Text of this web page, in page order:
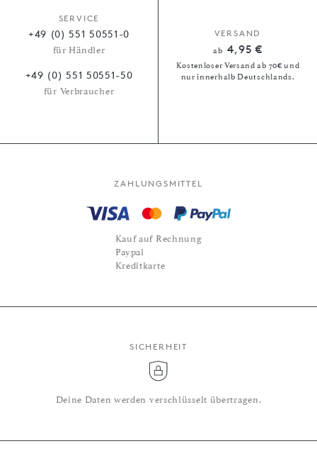
SERVICE
+49 (0) 551 50551-0
für Händler
+49 (0) 551 50551-50
für Verbraucher
VERSAND
ab 4,95 €
Kostenloser Versand ab 70€ und
nur innerhalb Deutschlands.
ZAHLUNGSMITTEL
Kauf auf Rechnung
Paypal
Kreditkarte
SICHERHEIT
Deine Daten werden verschlüsselt übertragen.